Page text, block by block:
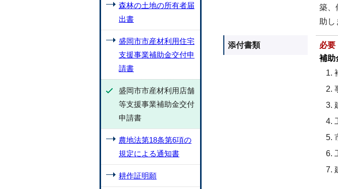
築、
助し
添付書類
必要
補助
森林の土地の所有者届
出書
盛岡市市産材利用住宅
支援事業補助金交付申
請書
盛岡市市産材利用店舗
等支援事業補助金交付
申請書
農地法第18条第6項の
規定による通知書
耕作証明願